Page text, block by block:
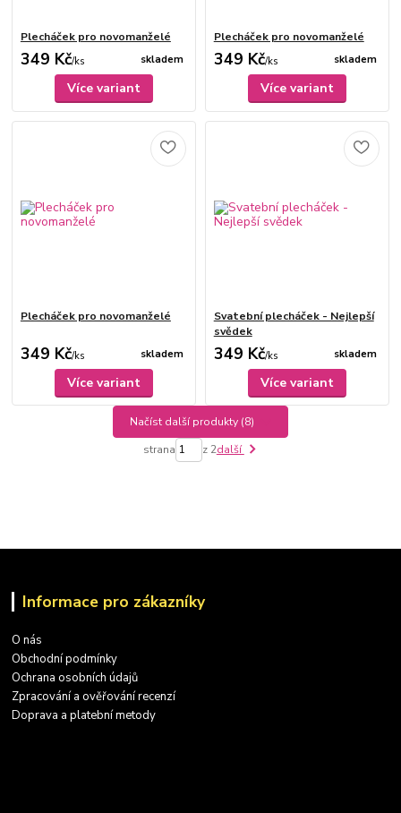
Plecháček pro novomanželé
349 Kč/ks skladem
Více variant
Plecháček pro novomanželé
349 Kč/ks skladem
Více variant
Plecháček pro novomanželé
349 Kč/ks skladem
Více variant
Svatební plecháček - Nejlepší
svědek
349 Kč/ks skladem
Více variant
Načíst další produkty (8)
strana
z 2další
Informace pro zákazníky
O nás
Obchodní podmínky
Ochrana osobních údajů
Zpracování a ověřování recenzí
Doprava a platební metody